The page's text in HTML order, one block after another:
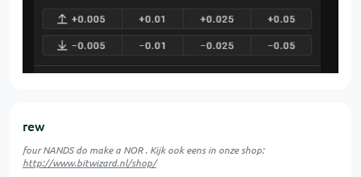
rew
four NANDS do make a NOR . Kijk ook eens in onze shop:
http://www.bitwizard.nl/shop/